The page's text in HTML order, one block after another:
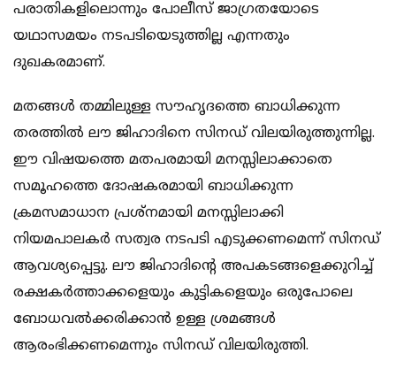
പരാതികളിലൊന്നും പോലീസ് ജാ​ഗ്രതയോടെ
യഥാസമയം നടപടിയെടുത്തില്ല എന്നതും
ദുഖകരമാണ്.
മതങ്ങൾ തമ്മിലുള്ള സൗഹൃദത്തെ ബാധിക്കുന്ന
തരത്തിൽ ലൗ ജിഹാദിനെ സിനഡ് വിലയിരുത്തുന്നില്ല.
ഈ വിഷയത്തെ മതപരമായി മനസ്സിലാക്കാതെ
സമൂഹത്തെ ദോഷകരമായി ബാധിക്കുന്ന
ക്രമസമാധാന പ്രശ്നമായി മനസ്സിലാക്കി
നിയമപാലകർ സത്വര നടപടി എടുക്കണമെന്ന് സിനഡ്
ആവശ്യപ്പെട്ടു. ലൗ ജിഹാദിന്റെ അപകടങ്ങളെക്കുറിച്ച്
രക്ഷകർത്താക്കളെയും കുട്ടികളെയും ഒരുപോലെ
ബോധവൽക്കരിക്കാൻ ഉള്ള ശ്രമങ്ങൾ
ആരംഭിക്കണമെന്നും സിനഡ് വിലയിരുത്തി.